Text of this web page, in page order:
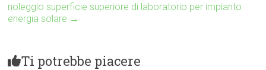
noleggio superficie superiore di laboratorio per impianto
energia solare →
Ti potrebbe piacere